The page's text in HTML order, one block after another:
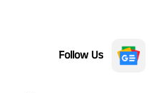
Follow Us